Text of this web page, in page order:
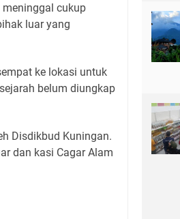
cukup
luar yang
ke lokasi untuk
belum diungkap
Disdikbud Kuningan.
dan kasi Cagar Alam